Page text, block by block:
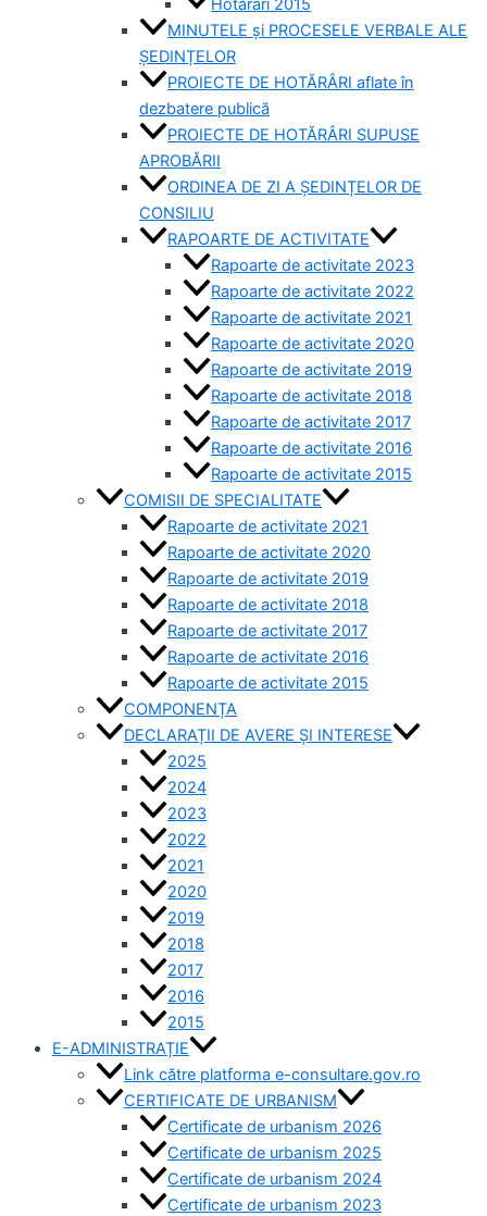
MINUTELE și PROCESELE VERBALE ALE
ȘEDINȚELOR
PROIECTE DE HOTĂRÂRI aflate în
dezbatere publică
PROIECTE DE HOTĂRÂRI SUPUSE
APROBĂRII
ORDINEA DE ZI A ȘEDINȚELOR DE
CONSILIU
RAPOARTE DE ACTIVITATE
Rapoarte de activitate 2023
Rapoarte de activitate 2022
Rapoarte de activitate 2021
Rapoarte de activitate 2020
Rapoarte de activitate 2019
Rapoarte de activitate 2018
Rapoarte de activitate 2017
Rapoarte de activitate 2016
Rapoarte de activitate 2015
COMISII DE SPECIALITATE
Rapoarte de activitate 2021
Rapoarte de activitate 2020
Rapoarte de activitate 2019
Rapoarte de activitate 2018
Rapoarte de activitate 2017
Rapoarte de activitate 2016
Rapoarte de activitate 2015
COMPONENȚA
DECLARAȚII DE AVERE ȘI INTERESE
2025
2024
2023
2022
2021
2020
2019
2018
2017
2016
2015
E-ADMINISTRAȚIE
Link către platforma e-consultare.gov.ro
CERTIFICATE DE URBANISM
Certificate de urbanism 2026
Certificate de urbanism 2025
Certificate de urbanism 2024
Certificate de urbanism 2023